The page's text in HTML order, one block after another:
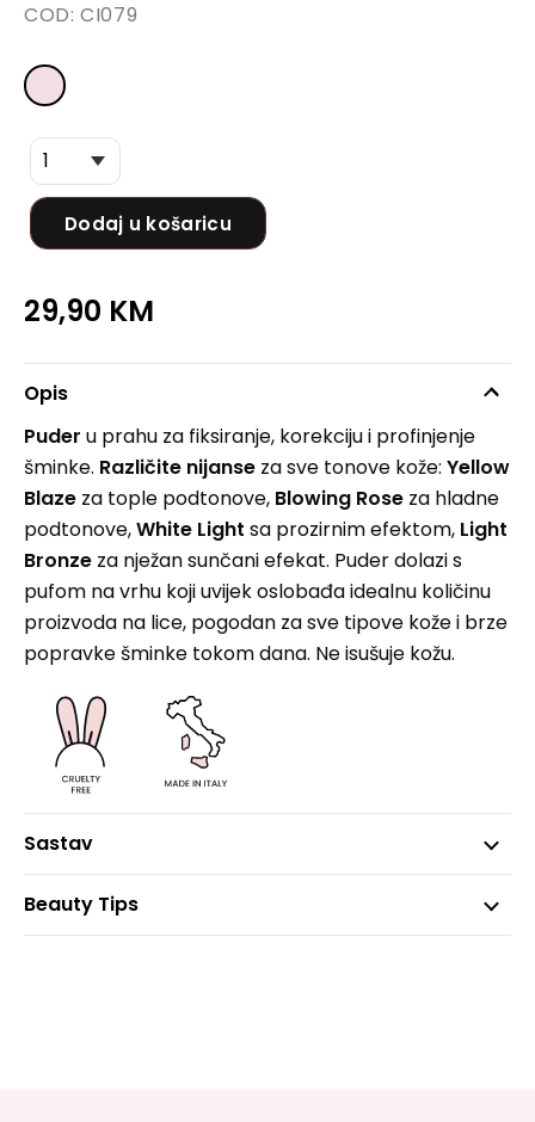
29,90 KM
COD:CI079
Dodaj u košaricu
Opis
Puder u prahu za fiksiranje, korekciju i profinjenje
šminke. Različite nijanse za sve tonove kože: Yellow
Blaze za tople podtonove, Blowing Rose za hladne
podtonove,White Light sa prozirnim efektom, Light
Bronze za nježan sunčani efekat. Puder dolazi s
pufom na vrhu koji uvijek oslobađa idealnu količinu
proizvoda na lice, pogodan za sve tipove kože i brze
popravke šminke tokom dana. Ne isušuje kožu.
Sastav
Beauty Tips